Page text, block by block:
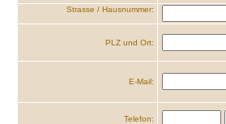
Strasse / Hausnummer:
PLZ und Ort:
E-Mail:
Telefon: